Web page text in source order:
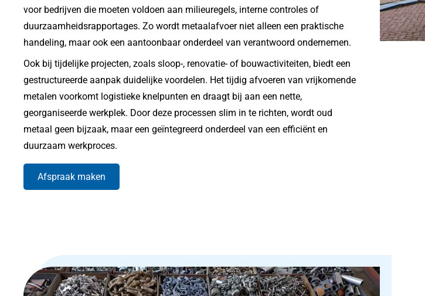
voor bedrijven die moeten voldoen aan milieuregels, interne controles of
duurzaamheidsrapportages. Zo wordt metaalafvoer niet alleen een praktische
handeling, maar ook een aantoonbaar onderdeel van verantwoord ondernemen.
Ook bij tijdelijke projecten, zoals sloop-, renovatie- of bouwactiviteiten, biedt een
gestructureerde aanpak duidelijke voordelen. Het tijdig afvoeren van vrijkomende
metalen voorkomt logistieke knelpunten en draagt bij aan een nette,
georganiseerde werkplek. Door deze processen slim in te richten, wordt oud
metaal geen bijzaak, maar een geïntegreerd onderdeel van een efficiënt en
duurzaam werkproces.
Afspraak maken